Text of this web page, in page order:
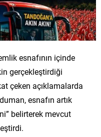
esnafının içinde
gerçekleştirdiği
çeken açıklamalarda
esnafın artık
belirterek mevcut